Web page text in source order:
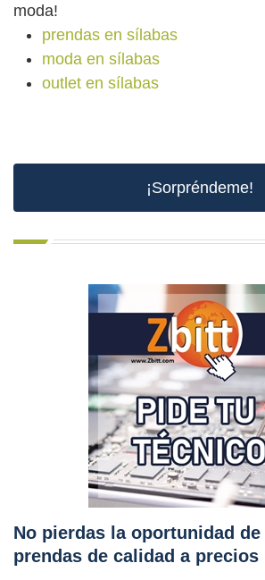
moda!
prendas en sílabas
moda en sílabas
outlet en sílabas
¡Sorpréndeme!
No pierdas la oportunidad
prendas de calidad a